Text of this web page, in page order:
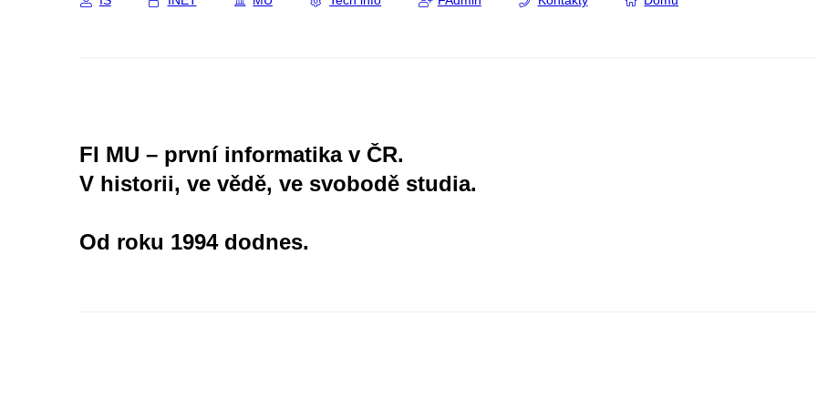
FI MU – první informatika v ČR.
V historii, ve vědě, ve svobodě studia.
Od roku 1994 dodnes.